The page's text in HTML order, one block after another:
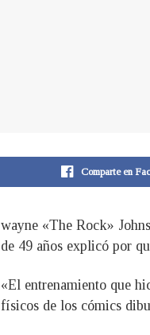
Comparte en
wayne «The Rock»
de 49 años explicó por
«El entrenamiento que
físicos de los cómics